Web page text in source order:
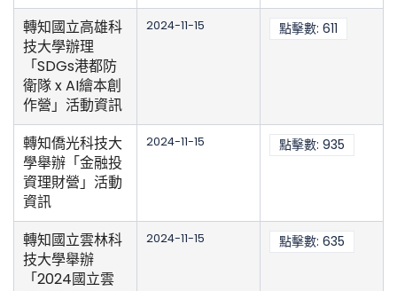
轉知國立高雄科
技大學辦理
「SDGs港都防
衛隊 x AI繪本創
作營」活動資訊
2024-11-15 點擊數: 611
轉知僑光科技大
學舉辦「金融投
資理財營」活動
資訊
2024-11-15 點擊數: 935
轉知國立雲林科
技大學舉辦
「2024國立雲
2024-11-15 點擊數: 635